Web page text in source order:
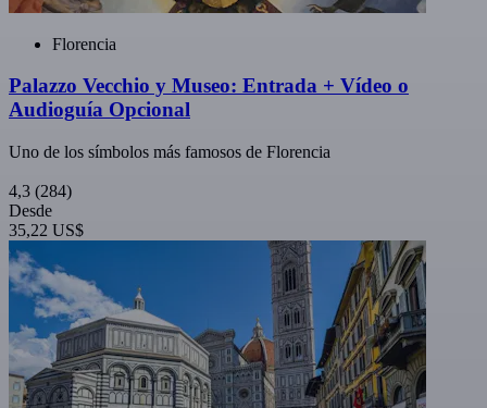
Florencia
Palazzo Vecchio y Museo: Entrada + Vídeo o
Audioguía Opcional
Uno de los símbolos más famosos de Florencia
4,3 (284)
Desde
35,22 US$